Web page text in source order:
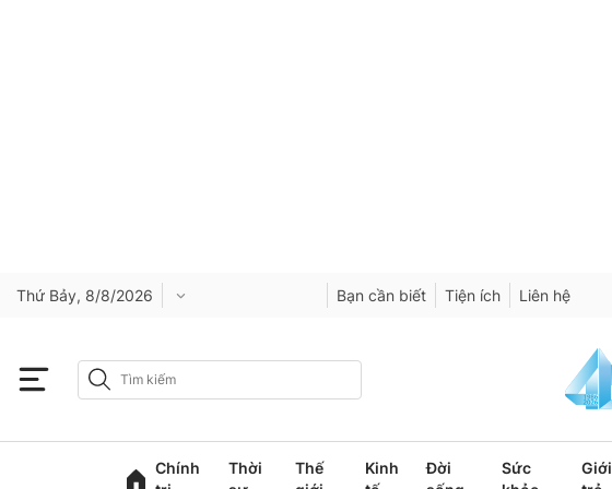
Thứ Bảy, 8/8/2026 Bạn cần biết Tiện ích Liên hệ
Chính
Thời
Thế
Kinh
Đời
Sức
Giới